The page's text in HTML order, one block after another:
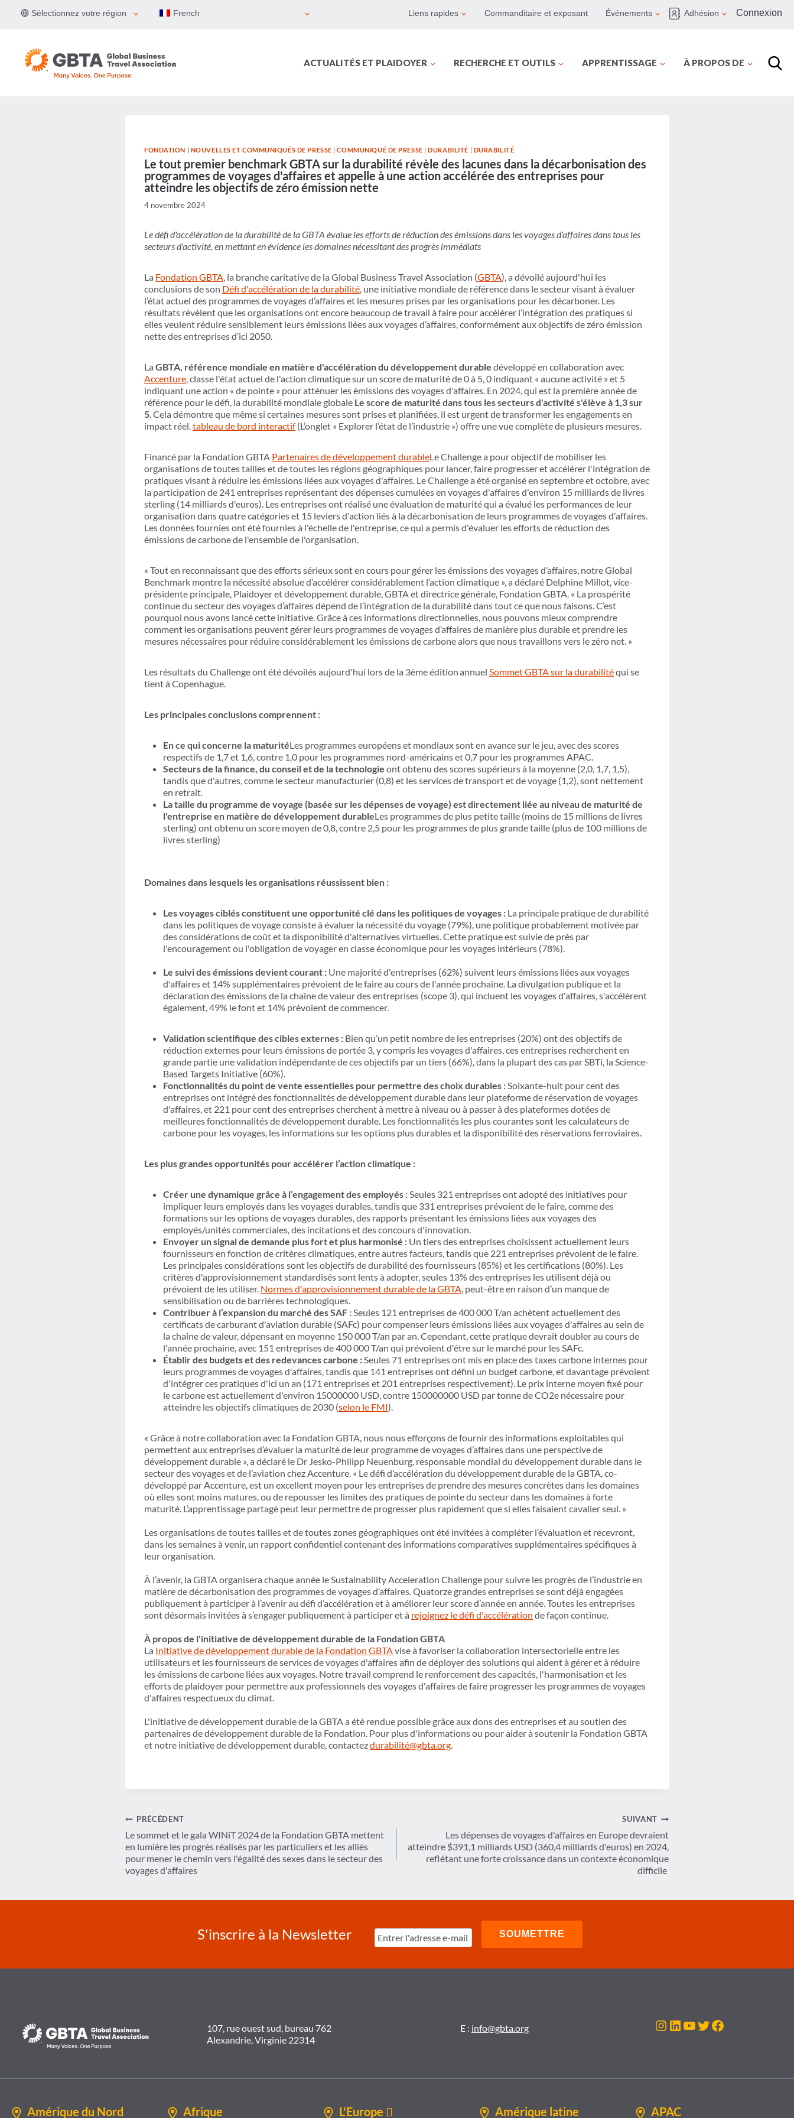
Sélectionnez votre région French Liens rapides Commanditaire et exposant Événements Adhésion Connexion
ACTUALITÉS ET PLAIDOYER RECHERCHE ET OUTILS APPRENTISSAGE À PROPOS DE
FONDATION | NOUVELLES ET COMMUNIQUÉS DE PRESSE |COMMUNIQUÉ DE PRESSE |DURABILITÉ | DURABILITÉ
Le tout premier benchmark GBTA sur la durabilité révèle des lacunes dans la décarbonisation des
programmes de voyages d'affaires et appelle à une action accélérée des entreprises pour
atteindre les objectifs de zéro émission nette
4 novembre 2024
Le défi d'accélération de la durabilité de la GBTA évalue les efforts de réduction des émissions dans les voyages d'affaires dans tous les
secteurs d'activité, en mettant en évidence les domaines nécessitant des progrès immédiats
La Fondation GBTA, la branche caritative de la Global Business Travel Association (GBTA), a dévoilé aujourd'hui les
conclusions de son Défi d'accélération de la durabilité, une initiative mondiale de référence dans le secteur visant à évaluer
l’état actuel des programmes de voyages d’affaires et les mesures prises par les organisations pour les décarboner. Les
résultats révèlent que les organisations ont encore beaucoup de travail à faire pour accélérer l’intégration des pratiques si
elles veulent réduire sensiblement leurs émissions liées aux voyages d’affaires, conformément aux objectifs de zéro émission
nette des entreprises d’ici 2050.
La GBTA, référence mondiale en matière d'accélération du développement durable développé en collaboration avec
Accenture,classe l'état actuel de l'action climatique sur un score de maturité de 0 à 5, 0 indiquant « aucune activité » et 5
indiquant une action « de pointe » pour atténuer les émissions des voyages d'affaires. En 2024, qui est la première année de
référence pour le défi, la durabilité mondiale globale Le score de maturité dans tous les secteurs d'activité s'élève à 1,3 sur
5. Cela démontre que même si certaines mesures sont prises et planifiées, il est urgent de transformer les engagements en
impact réel.tableau de bord interactif(L’onglet « Explorer l’état de l’industrie ») offre une vue complète de plusieurs mesures.
Financé par la Fondation GBTA Partenaires de développement durableLe Challenge a pour objectif de mobiliser les
organisations de toutes tailles et de toutes les régions géographiques pour lancer, faire progresser et accélérer l'intégration de
pratiques visant à réduire les émissions liées aux voyages d'affaires. Le Challenge a été organisé en septembre et octobre, avec
la participation de 241 entreprises représentant des dépenses cumulées en voyages d'affaires d'environ 15 milliards de livres
sterling (14 milliards d'euros). Les entreprises ont réalisé une évaluation de maturité qui a évalué les performances de leur
organisation dans quatre catégories et 15 leviers d'action liés à la décarbonisation de leurs programmes de voyages d'affaires.
Les données fournies ont été fournies à l'échelle de l'entreprise, ce qui a permis d'évaluer les efforts de réduction des
émissions de carbone de l'ensemble de l'organisation.
« Tout en reconnaissant que des efforts sérieux sont en cours pour gérer les émissions des voyages d’affaires, notre Global
Benchmark montre la nécessité absolue d’accélérer considérablement l’action climatique », a déclaré Delphine Millot, vice-
présidente principale, Plaidoyer et développement durable, GBTA et directrice générale, Fondation GBTA. « La prospérité
continue du secteur des voyages d’affaires dépend de l’intégration de la durabilité dans tout ce que nous faisons. C’est
pourquoi nous avons lancé cette initiative. Grâce à ces informations directionnelles, nous pouvons mieux comprendre
comment les organisations peuvent gérer leurs programmes de voyages d’affaires de manière plus durable et prendre les
mesures nécessaires pour réduire considérablement les émissions de carbone alors que nous travaillons vers le zéro net. »
Les résultats du Challenge ont été dévoilés aujourd'hui lors de la 3ème éditionannuel Sommet GBTA sur la durabilitéqui se
tient à Copenhague.
Les principales conclusions comprennent :
En ce qui concerne la maturitéLes programmes européens et mondiaux sont en avance sur le jeu, avec des scores
respectifs de 1,7 et 1,6, contre 1,0 pour les programmes nord-américains et 0,7 pour les programmes APAC.
Secteurs de la finance, du conseil et de la technologie ont obtenu des scores supérieurs à la moyenne (2,0, 1,7, 1,5),
tandis que d'autres, comme le secteur manufacturier (0,8) et les services de transport et de voyage (1,2), sont nettement
en retrait.
La taille du programme de voyage (basée sur les dépenses de voyage) est directement liée au niveau de maturité de
l'entreprise en matière de développement durableLes programmes de plus petite taille (moins de 15 millions de livres
sterling) ont obtenu un score moyen de 0,8, contre 2,5 pour les programmes de plus grande taille (plus de 100 millions de
livres sterling)
Domaines dans lesquels les organisations réussissent bien :
Les voyages ciblés constituent une opportunité clé dans les politiques de voyages : La principale pratique de durabilité
dans les politiques de voyage consiste à évaluer la nécessité du voyage (79%), une politique probablement motivée par
des considérations de coût et la disponibilité d'alternatives virtuelles. Cette pratique est suivie de près par
l'encouragement ou l'obligation de voyager en classe économique pour les voyages intérieurs (78%).
Le suivi des émissions devient courant : Une majorité d'entreprises (62%) suivent leurs émissions liées aux voyages
d'affaires et 14% supplémentaires prévoient de le faire au cours de l'année prochaine. La divulgation publique et la
déclaration des émissions de la chaîne de valeur des entreprises (scope 3), qui incluent les voyages d'affaires, s'accélèrent
également, 49% le font et 14% prévoient de commencer.
Validation scientifique des cibles externes : Bien qu’un petit nombre de les entreprises (20%) ont des objectifs de
réduction externes pour leurs émissions de portée 3, y compris les voyages d'affaires, ces entreprises recherchent en
grande partie une validation indépendante de ces objectifs par un tiers (66%), dans la plupart des cas par SBTi, la Science-
Based Targets Initiative (60%).
Fonctionnalités du point de vente essentielles pour permettre des choix durables :Soixante-huit pour cent des
entreprises ont intégré des fonctionnalités de développement durable dans leur plateforme de réservation de voyages
d'affaires, et 221 pour cent des entreprises cherchent à mettre à niveau ou à passer à des plateformes dotées de
meilleures fonctionnalités de développement durable. Les fonctionnalités les plus courantes sont les calculateurs de
carbone pour les voyages, les informations sur les options plus durables et la disponibilité des réservations ferroviaires.
Les plus grandes opportunités pour accélérer l’action climatique :
Créer une dynamique grâce à l’engagement des employés :Seules 321 entreprises ont adopté des initiatives pour
impliquer leurs employés dans les voyages durables, tandis que 331 entreprises prévoient de le faire, comme des
formations sur les options de voyages durables, des rapports présentant les émissions liées aux voyages des
employés/unités commerciales, des incitations et des concours d'innovation.
Envoyer un signal de demande plus fort et plus harmonisé : Un tiers des entreprises choisissent actuellement leurs
fournisseurs en fonction de critères climatiques, entre autres facteurs, tandis que 221 entreprises prévoient de le faire.
Les principales considérations sont les objectifs de durabilité des fournisseurs (85%) et les certifications (80%). Les
critères d'approvisionnement standardisés sont lents à adopter, seules 13% des entreprises les utilisent déjà ou
prévoient de les utiliser. Normes d'approvisionnement durable de la GBTA, peut-être en raison d’un manque de
sensibilisation ou de barrières technologiques.
Contribuer à l’expansion du marché des SAF :Seules 121 entreprises de 400 000 T/an achètent actuellement des
certificats de carburant d'aviation durable (SAFc) pour compenser leurs émissions liées aux voyages d'affaires au sein de
la chaîne de valeur, dépensant en moyenne 150 000 T/an par an. Cependant, cette pratique devrait doubler au cours de
l'année prochaine, avec 151 entreprises de 400 000 T/an qui prévoient d'être sur le marché pour les SAFc.
Établir des budgets et des redevances carbone :Seules 71 entreprises ont mis en place des taxes carbone internes pour
leurs programmes de voyages d'affaires, tandis que 141 entreprises ont défini un budget carbone, et davantage prévoient
d'intégrer ces pratiques d'ici un an (171 entreprises et 201 entreprises respectivement). Le prix interne moyen fixé pour
le carbone est actuellement d'environ 15000000 USD, contre 150000000 USD par tonne de CO2e nécessaire pour
atteindre les objectifs climatiques de 2030 (selon le FMI).
« Grâce à notre collaboration avec la Fondation GBTA, nous nous efforçons de fournir des informations exploitables qui
permettent aux entreprises d’évaluer la maturité de leur programme de voyages d’affaires dans une perspective de
développement durable », a déclaré le Dr Jesko-Philipp Neuenburg, responsable mondial du développement durable dans le
secteur des voyages et de l’aviation chez Accenture. « Le défi d’accélération du développement durable de la GBTA, co-
développé par Accenture, est un excellent moyen pour les entreprises de prendre des mesures concrètes dans les domaines
où elles sont moins matures, ou de repousser les limites des pratiques de pointe du secteur dans les domaines à forte
maturité. L’apprentissage partagé peut leur permettre de progresser plus rapidement que si elles faisaient cavalier seul. »
Les organisations de toutes tailles et de toutes zones géographiques ont été invitées à compléter l’évaluation et recevront,
dans les semaines à venir, un rapport confidentiel contenant des informations comparatives supplémentaires spécifiques à
leur organisation.
À l’avenir, la GBTA organisera chaque année le Sustainability Acceleration Challenge pour suivre les progrès de l’industrie en
matière de décarbonisation des programmes de voyages d’affaires. Quatorze grandes entreprises se sont déjà engagées
publiquement à participer à l’avenir au défi d’accélération et à améliorer leur score d’année en année. Toutes les entreprises
sont désormais invitées à s’engager publiquement à participer et à rejoignez le défi d'accélération de façon continue.
À propos de l'initiative de développement durable de la Fondation GBTA
La Initiative de développement durable de la Fondation GBTAvise à favoriser la collaboration intersectorielle entre les
utilisateurs et les fournisseurs de services de voyages d'affaires afin de déployer des solutions qui aident à gérer et à réduire
les émissions de carbone liées aux voyages. Notre travail comprend le renforcement des capacités, l'harmonisation et les
efforts de plaidoyer pour permettre aux professionnels des voyages d'affaires de faire progresser les programmes de voyages
d'affaires respectueux du climat.
L'initiative de développement durable de la GBTA a été rendue possible grâce aux dons des entreprises et au soutien des
partenaires de développement durable de la Fondation. Pour plus d'informations ou pour aider à soutenir la Fondation GBTA
et notre initiative de développement durable, contactezdurabilité@gbta.org.
Navigation
de
l’article
PRÉCÉDENT
Le sommet et le gala WINiT 2024 de la Fondation GBTA mettent
en lumière les progrès réalisés par les particuliers et les alliés
pour mener le chemin vers l'égalité des sexes dans le secteur des
voyages d'affaires
SUIVANT
Les dépenses de voyages d'affaires en Europe devraient
atteindre $391,1 milliards USD (360,4 milliards d'euros) en 2024,
reflétant une forte croissance dans un contexte économique
difficile
S'inscrire à la Newsletter
107, rue ouest sud, bureau 762
Alexandrie, Virginie 22314
E : info@gbta.org Instagram
LinkedIn
YouTube
Twitter
Facebook
Amérique du Nord Afrique L'Europe  Amérique latine APAC